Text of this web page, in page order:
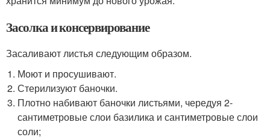
Засолка и консервирование
Засаливают листья следующим образом.
Моют и просушивают.
Стерилизуют баночки.
Плотно набивают баночки листьями, чередуя 2-
сантиметровые слои базилика и сантиметровые слои
соли;